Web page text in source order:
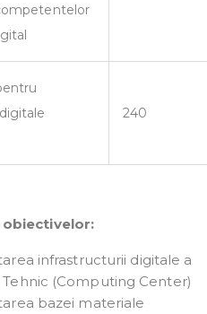
240
infrastructurii digitale a
(Computing Center)
bazei materiale